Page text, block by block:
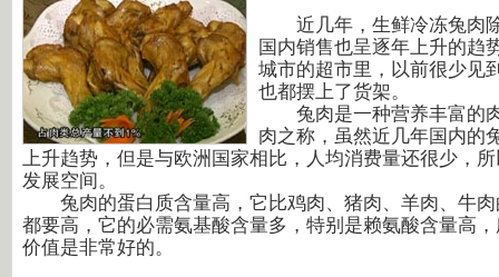
近几年，生鲜冷冻兔肉
国内销售也呈逐年上升的趋
城市的超市里，以前很少见
也都摆上了货架。
兔肉是一种营养丰富的
肉之称，虽然近几年国内的
上升趋势，但是与欧洲国家相比，人均消费量还很少，
发展空间。
兔肉的蛋白质含量高，它比鸡肉、猪肉、羊肉、牛肉
都要高，它的必需氨基酸含量多，特别是赖氨酸含量高
价值是非常好的。